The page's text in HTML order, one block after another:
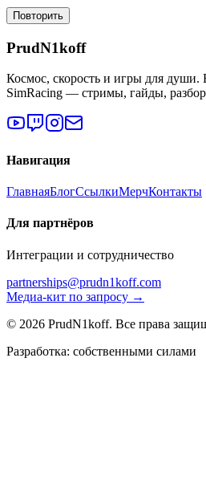
Повторить
PrudN1koff
Космос, скорость и игры для души.
SimRacing — стримы, гайды,
Навигация
ГлавнаяБлогСсылкиМерчКонтакты
Для партнёров
Интеграции и сотрудничество
partnerships@prudn1koff.com
Медиа-кит по запросу →
© 2026 PrudN1koff. Все права
Разработка: собственными силами